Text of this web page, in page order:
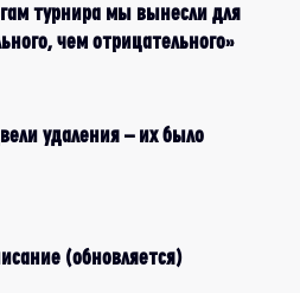
турнира мы вынесли для
чем отрицательного»
удаления – их было
(обновляется)